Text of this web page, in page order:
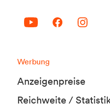
Werbung
Anzeigenpreise
Reichweite /